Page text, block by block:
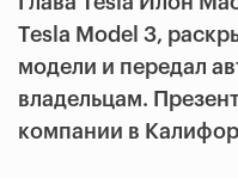
Tesla Model 3,
модели и передал
владельцам.
компании в